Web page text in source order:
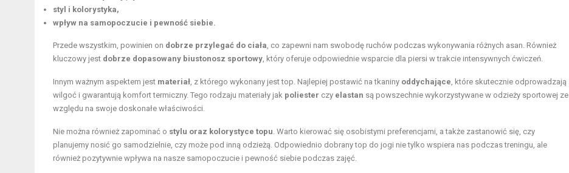
styl i kolorystyka,
wpływ na samopoczucie i pewność siebie.
Przede wszystkim, powinien on dobrze przylegać do ciała , co zapewni nam swobodę ruchów podczas wykonywania różnych asan. Również
kluczowy jest dobrze dopasowany biustonosz sportowy , który oferuje odpowiednie wsparcie dla piersi w trakcie intensywnych ćwiczeń.
Innym ważnym aspektem jest materiał , z którego wykonany jest top. Najlepiej postawić na tkaniny oddychające , które skutecznie odprowadzają
wilgoć i gwarantują komfort termiczny. Tego rodzaju materiały jak poliester czy elastan są powszechnie wykorzystywane w odzieży sportowej ze
względu na swoje doskonałe właściwości.
Nie można również zapominać o stylu oraz kolorystyce topu . Warto kierować się osobistymi preferencjami, a także zastanowić się, czy
planujemy nosić go samodzielnie, czy może pod inną odzieżą. Odpowiednio dobrany top do jogi nie tylko wspiera nas podczas treningu, ale
również pozytywnie wpływa na nasze samopoczucie i pewność siebie podczas zajęć.